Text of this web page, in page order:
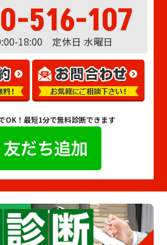
516-107
18:00 定休日 水曜日
OK！ 最短1分で無料診断できます